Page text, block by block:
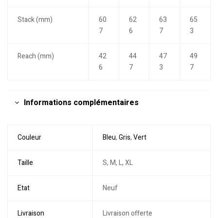
Stack (mm)
60
7
62
6
63
7
65
3
Reach (mm)
42
6
44
7
47
3
49
7
Informations complémentaires
Couleur Bleu,Gris,Vert
Taille S, M, L, XL
Etat Neuf
Livraison Livraison offerte